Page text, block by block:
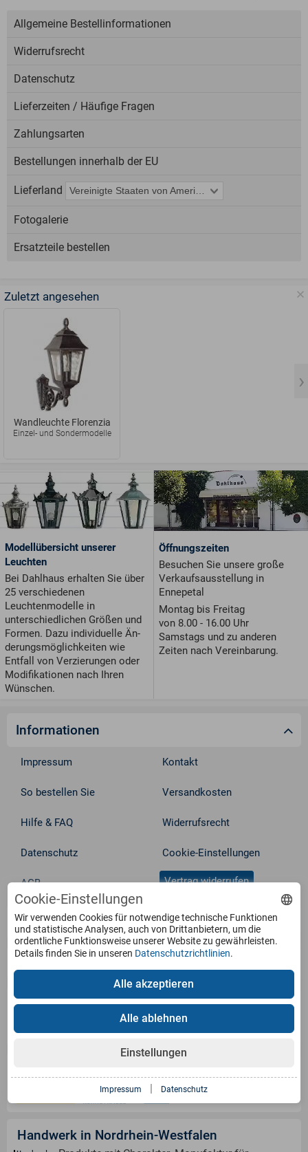
Allgemeine Bestellinformationen
Widerrufsrecht
Datenschutz
Lieferzeiten / Häufige Fragen
Zahlungsarten
Bestellungen innerhalb der EU
Lieferland
Fotogalerie
Ersatzteile bestellen
Zuletzt angesehen
Wandleuchte Florenzia
Einzel- und Sondermodelle
Modellübersicht unserer
Leuchten
Bei Dahlhaus erhalten Sie über
25 verschiedenen
Leuchtenmodelle in
unterschiedlichen Größen und
For­men. Dazu individuelle Än­
de­rungs­möglichkeiten wie
Entfall von Ver­zie­run­gen oder
Modifikationen nach Ihren
Wünschen.
Öffnungszeiten
Besuchen Sie unsere große
Verkaufsausstellung in
Ennepetal
Montag bis Freitag
von 8.00 - 16.00 Uhr
Samstags und zu anderen
Zeiten nach Vereinbarung.
Informationen
Impressum Kontakt
So bestellen Sie Versandkosten
Hilfe & FAQ Widerrufsrecht
Datenschutz Cookie-Einstellungen
AGB Vertrag widerrufen
Service
Zahlungsarten
Handwerk in Nordrhein-Westfalen
Cookie-Einstellungen
Wir verwenden Cookies für notwendige technische Funktionen
und statistische Analysen, auch von Drittanbietern, um die
ordentliche Funktionsweise unserer Website zu gewährleisten.
Details finden Sie in unseren Datenschutzrichtlinien.
Einstellungen
Alle ablehnen
Alle akzeptieren
Impressum | Datenschutz